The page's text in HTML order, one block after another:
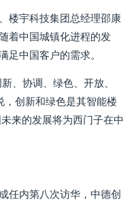
楼宇科技集团总经理邵康
着中国城镇化进程的发
足中国客户的需求。
、协调、绿色、开放、
，创新和绿色是其智能楼
来的发展将为西门子在中
任内第八次访华，中德创